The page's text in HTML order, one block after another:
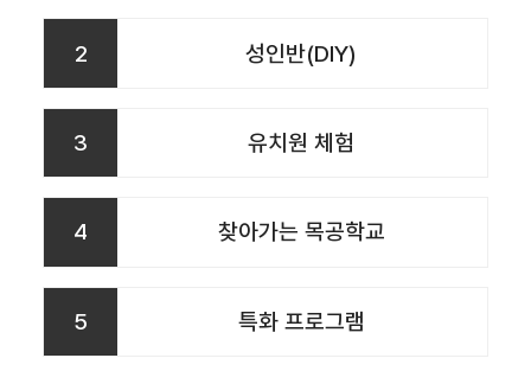
2 성인반(DIY)
3 유치원 체험
4 찾아가는 목공학교
5 특화 프로그램